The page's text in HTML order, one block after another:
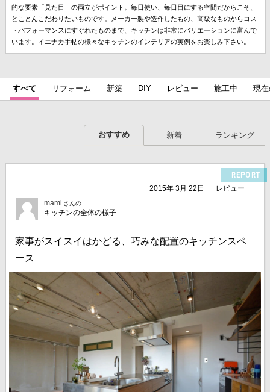
的な要素「見た目」の両立がポイント。毎日使い、毎日目にする空間だからこそ、
とことんこだわりたいものです。メーカー製や造作したもの、高級なものからコス
トパフォーマンスにすぐれたものまで、キッチンは非常にバリエーションに富んで
います。イエナカ手帖の様々なキッチンのインテリアの実例をお楽しみ下さい。
すべて リフォーム 新築 DIY レビュー 施工中 現
おすすめ 新着 ランキング
REPORT
2015年 3月 22日
レビュー
mami さんの
キッチンの全体の様子
家事がスイスイはかどる、巧みな配置のキッチンスペ
ース